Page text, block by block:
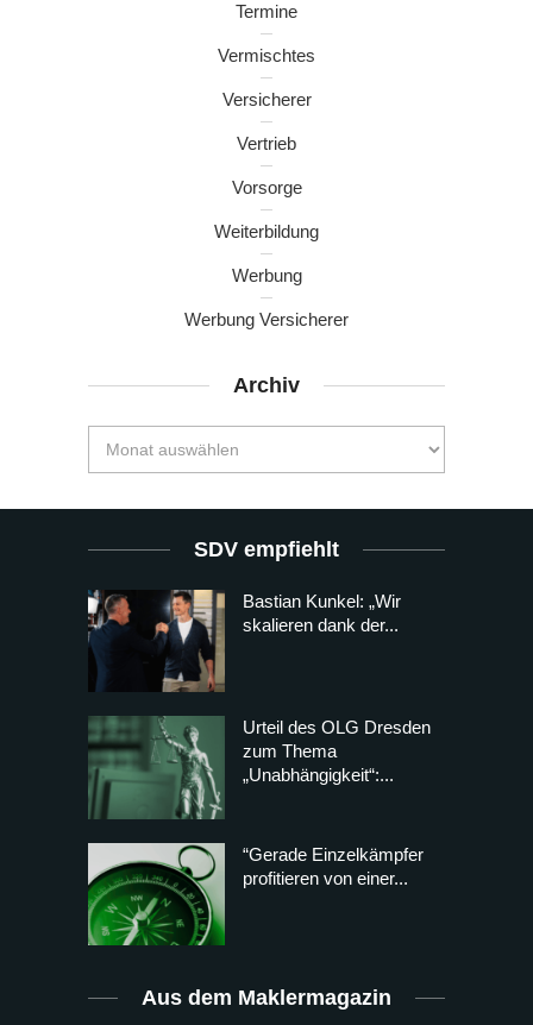
Termine
Vermischtes
Versicherer
Vertrieb
Vorsorge
Weiterbildung
Werbung
Werbung Versicherer
Archiv
SDV empfiehlt
Bastian Kunkel: „Wir
skalieren dank der...
Urteil des OLG Dresden
zum Thema
„Unabhängigkeit“:...
“Gerade Einzelkämpfer
profitieren von einer...
Aus dem Maklermagazin